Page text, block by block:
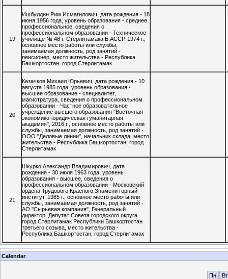
19
Ишбулдин Рим Исмагилович, дата рождения - 18
июня 1956 года, уровень образования - среднее
профессиональное, сведения о
профессиональном образовании - Техническое
училище № 48 г. Стерлитамака Б.АССР, 1974 г.,
основное место работы или службы,
занимаемая должность, род занятий -
пенсионер, место жительства - Республика
Башкортостан, город Стерлитамак
20
Казачков Михаил Юрьевич, дата рождения - 10
августа 1985 года, уровень образования -
высшее образование - специалитет,
магистратура, сведения о профессиональном
образовании - Частное образовательное
учреждение высшего образования "Восточная
экономико-юридическая гуманитарная
академия", 2016 г., основное место работы или
службы, занимаемая должность, род занятий -
ООО "Деловые линии", начальник склада, место
жительства - Республика Башкортостан, город
Стерлитамак
21
Шкурко Александр Владимирович, дата
рождения - 30 июля 1963 года, уровень
образования - высшее, сведения о
профессиональном образовании - Московский
ордена Трудового Красного Знамени горный
институт, 1985 г., основное место работы или
службы, занимаемая должность, род занятий -
АО "Сырьевая компания", Генеральный
директор, Депутат Совета городского округа
город Стерлитамак Республики Башкортостан
третьего созыва, место жительства -
Республика Башкортостан, город Стерлитамак
Calendar
Пн
Вт